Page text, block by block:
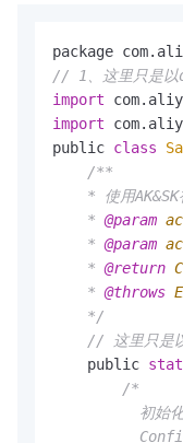
package com.
// 1、这里只是以
import com.
import com.
public class
/**
* 使用AK&SK
    *
@param
    *
@param
    *
@return
    *
@throws
    */
// 这里只是
    public
/*
初始